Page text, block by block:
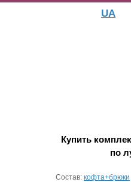
UA
Купить
по
Состав: кофта+брюки